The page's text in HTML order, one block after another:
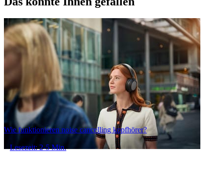
Wie funktionieren noise cancelling kopfhörer?
Lesezeit: 2-5 Min.